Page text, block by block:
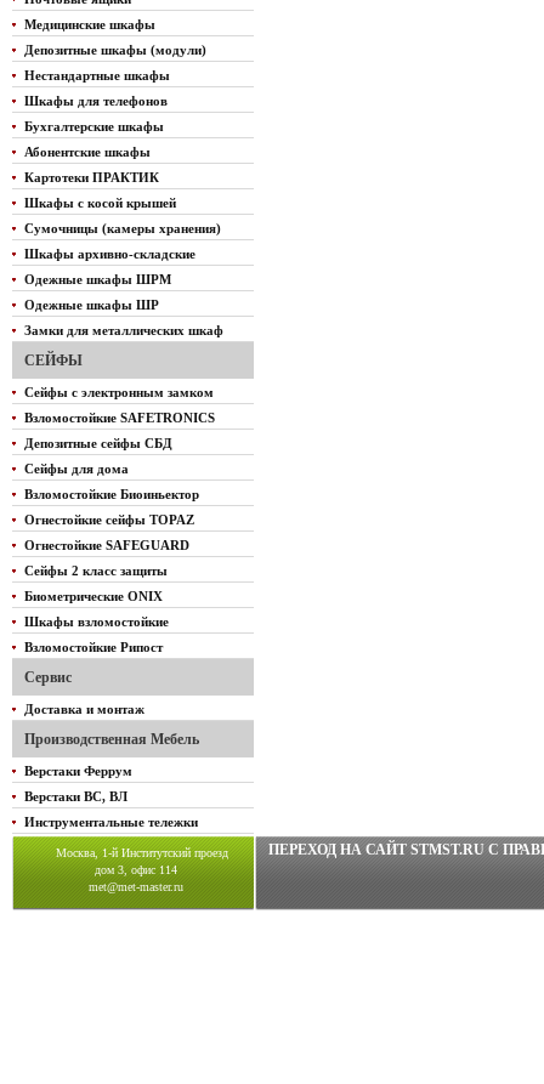
Медицинские шкафы
Депозитные шкафы (модули)
Нестандартные шкафы
Шкафы для телефонов
Бухгалтерские шкафы
Абонентские шкафы
Картотеки ПРАКТИК
Шкафы с косой крышей
Сумочницы (камеры хранения)
Шкафы архивно-складские
Одежные шкафы ШРМ
Одежные шкафы ШР
Замки для металлических шкаф
СЕЙФЫ
Сейфы с электронным замком
Взломостойкие SAFETRONICS
Депозитные сейфы СБД
Сейфы для дома
Взломостойкие Биоиньектор
Огнестойкие сейфы TOPAZ
Огнестойкие SAFEGUARD
Сейфы 2 класс защиты
Биометрические ONIX
Шкафы взломостойкие
Взломостойкие Рипост
Сервис
Доставка и монтаж
Производственная Мебель
Верстаки Феррум
Верстаки ВС, ВЛ
Инструментальные тележки
Москва, 1-й Институтский проезд
дом 3, офис 114
met@met-master.ru
ПЕРЕХОД НА САЙТ STMST.RU C